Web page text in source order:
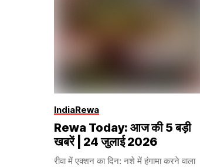
IndiaRewa
Rewa Today: आज की 5 बड़ी
खबरें | 24 जुलाई 2026
रीवा में एक्शन का दिन: नशे में हंगामा करने वाला